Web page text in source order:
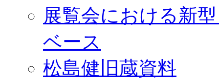
展覧会における新
ベース
松島健旧蔵資料